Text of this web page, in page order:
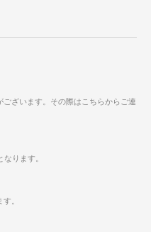
ざいます。その際はこちらからご連
ります。
。